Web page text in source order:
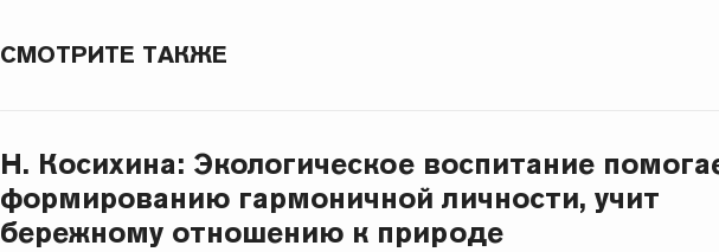
СМОТРИТЕ ТАКЖЕ
Н. Косихина: Экологическое воспитание
формированию гармоничной личности, учит
бережному отношению к природе